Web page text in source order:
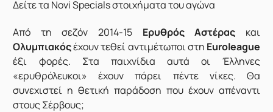
Δείτε τα Novi Specials στοιχήματατου αγώνα
Από τη σεζόν 2014-15 Ερυθρός Αστέρας και
Ολυμπιακόςέχουν τεθεί αντιμέτωποι στη Euroleague
έξι φορές. Στα παιχνίδια αυτά οι Έλληνες
«ερυθρόλευκοι» έχουν πάρει πέντε νίκες. Θα
συνεχιστεί η θετική παράδοση που έχουν απέναντι
στους Σέρβους;